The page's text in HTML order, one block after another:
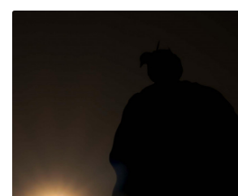
Houthi, 'abbiamo attaccato forze saudite
Il Papa, 'basta violenze in Ucraina e
Pallavolo: l'Italia femminile vola in
degli Europei